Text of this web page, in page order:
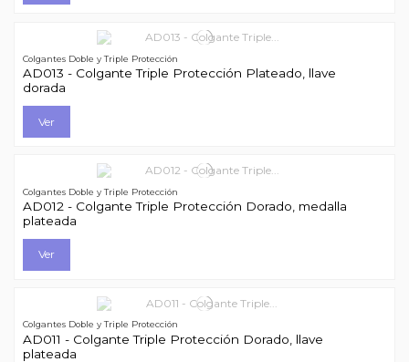
Colgantes Doble y Triple Protección
AD013 - Colgante Triple Protección Plateado, llave
dorada
Ver
Colgantes Doble y Triple Protección
AD012 - Colgante Triple Protección Dorado, medalla
plateada
Ver
Colgantes Doble y Triple Protección
AD011 - Colgante Triple Protección Dorado, llave
plateada